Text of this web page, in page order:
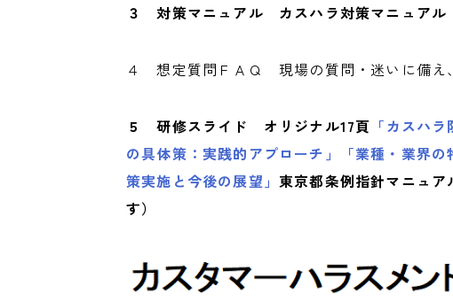
３ 対策マニュアル カスハラ対策マニュアル
４ 想定質問ＦＡＱ 現場の質問・迷いに備え
５ 研修スライド オリジナル17頁 「カスハ
の具体策：実践的アプローチ」「業種・業界
策実施と今後の展望」 東京都条例指針マニュア
す）